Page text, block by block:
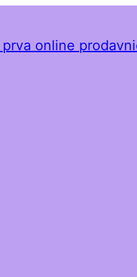
online